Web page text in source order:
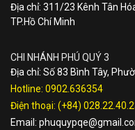
Địa chỉ: 311/23 Kênh Tân
TP.Hồ Chí Minh
CHI NHÁNH PHÚ QUÝ 3
Địa chỉ: Số 83 Bình Tây,
Hotline: 0902.636354
Điện thoại: (+84)
Email: